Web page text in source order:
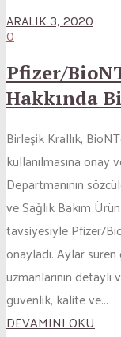
ARALIK 3, 2020
0
Pfizer/
Hakkında
Birleşik Krallık,
kullanılmasına onay
Departmanının
ve Sağlık Bakım
tavsiyesiyle Pfizer/
onayladı. Aylar
uzmanlarının detaylı
güvenlik, kalite ve...
DEVAMINI OKU